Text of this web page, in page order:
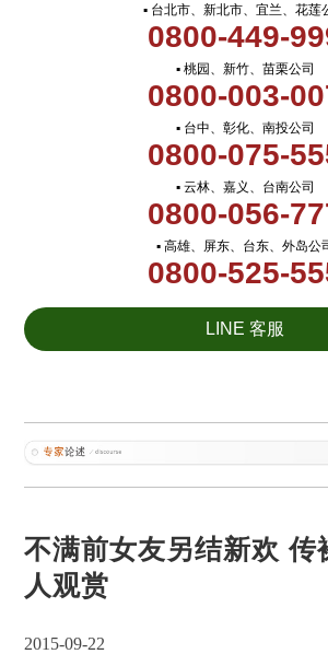
▪ 台北市、新北市、宜兰、花莲
0800-449-
▪ 桃园、新竹、苗栗公司
0800-003-
▪ 台中、彰化、南投公司
0800-075-
▪ 云林、嘉义、台南公司
0800-056-
▪ 高雄、屏东、台东、外岛公
0800-525-
LINE 客服
不满前女友另结新欢 传
人观赏
2015-09-22